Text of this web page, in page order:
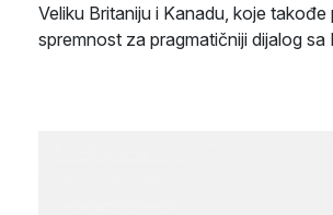
Veliku Britaniju i Kanadu, koje
spremnost za pragmatičniji dijalog sa